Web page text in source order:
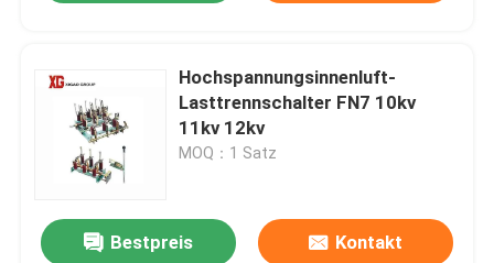
Netzverteilungs-Schaltanlage
Hochspannungstrennungs-Schalter
Vakuumleistungsschalter
Hochspannungsinnenluft-
Lasttrennschalter FN7 10kv
11kv 12kv
MOQ：1 Satz
Bestpreis Kontakt